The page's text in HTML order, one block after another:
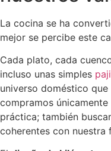
La cocina se ha
mejor se percibe este
Cada plato, cada
incluso unas simples
universo doméstico que
compramos
práctica; también
coherentes con nuestra